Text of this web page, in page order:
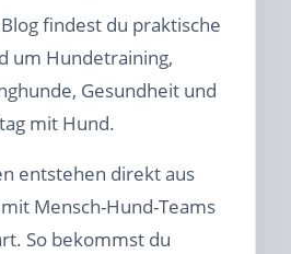
findest du praktische
um Hundetraining,
Gesundheit und
mit Hund.
entstehen direkt aus
Mensch-Hund-Teams
So bekommst du